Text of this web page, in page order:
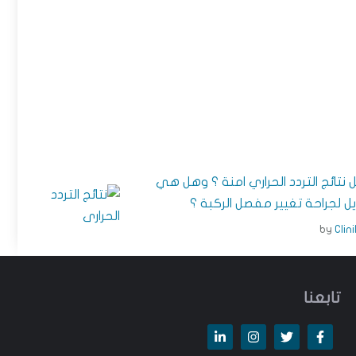
نتائج التردد الحراري امنة ؟ وهل هي
لجراحة تغيير مفصل الركبة ؟
by
تابعنا